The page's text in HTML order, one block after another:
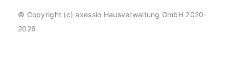
© Copyright (c) axessio Hausverwaltung GmbH 2020-
2026